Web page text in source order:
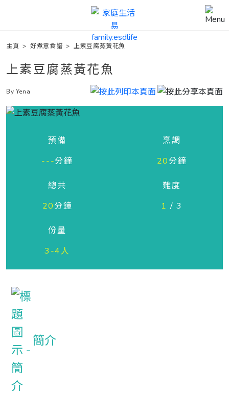
主頁 >好煮意食譜 >上素豆腐蒸黃花魚
上素豆腐蒸黃花魚
By Yena
預備
---分鐘
烹調
20分鐘
總共
20分鐘
難度
1 / 3
份量
3-4人
簡介